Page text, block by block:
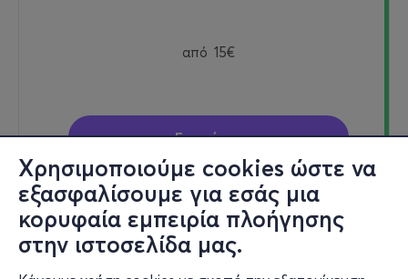
Χρησιμοποιούμε cookies ώστε να
εξασφαλίσουμε για εσάς μια
κορυφαία εμπειρία πλοήγησης
στην ιστοσελίδα μας.
από 15€
Εισιτήρια
Τρι, 29/9